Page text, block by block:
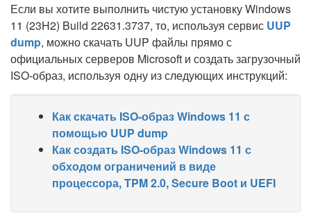
Если вы хотите выполнить чистую установку Windows
11 (23H2) Build 22631.3737, то, используя сервис UUP
dump, можно скачать UUP файлы прямо с
официальных серверов Microsoft и создать загрузочный
ISO-образ, используя одну из следующих инструкций:
Как скачать ISO-образ Windows 11 с
помощью UUP dump
Как создать ISO-образ Windows 11 с
обходом ограничений в виде
процессора, TPM 2.0, Secure Boot и UEFI